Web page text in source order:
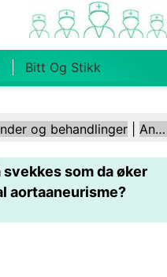
Bitt Og Stikk
Folkehelse Og
og behandlinger Aneurisme
som da øker
aortaaneurisme?